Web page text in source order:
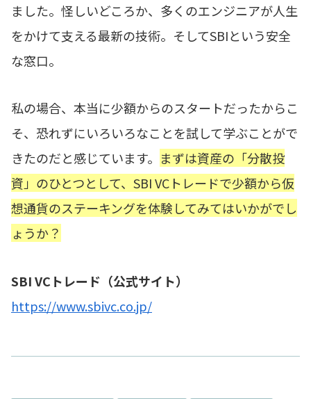
ました。怪しいどころか、多くのエンジニアが人生
をかけて支える最新の技術。そしてSBIという安全
な窓口。
私の場合、本当に少額からのスタートだったからこ
そ、恐れずにいろいろなことを試して学ぶことがで
きたのだと感じています。 まずは資産の「分散投
資」のひとつとして、SBI VCトレードで少額から仮
想通貨のステーキングを体験してみてはいかがでし
ょうか？
SBI VCトレード（公式サイト）
https://www.sbivc.co.jp/